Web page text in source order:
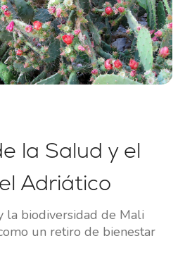
la Salud y el
Adriático
la biodiversidad de Mali
un retiro de bienestar